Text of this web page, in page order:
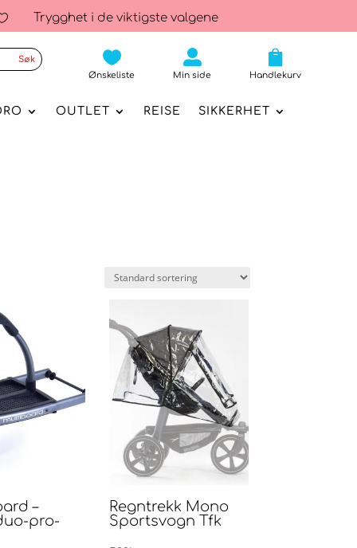
Trygghet i de viktigste valgene

Ønskeliste

Min side

Handlekurv
OUTLET REISE
SIKKERHET
–
pro-
Regntrekk Mono
Sportsvogn Tfk